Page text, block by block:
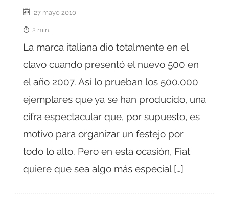
27 mayo 2010
2 min.
La marca italiana dio totalmente en el
clavo cuando presentó el nuevo 500 en
el año 2007. Así lo prueban los 500.000
ejemplares que ya se han producido, una
cifra espectacular que, por supuesto, es
motivo para organizar un festejo por
todo lo alto. Pero en esta ocasión, Fiat
quiere que sea algo más especial […]